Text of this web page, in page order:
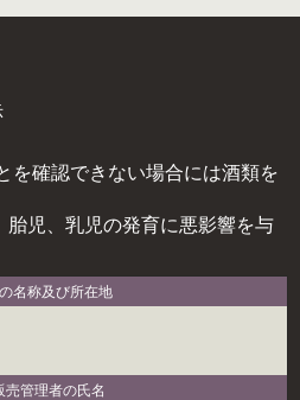
を確認できない場合には酒類を
児、乳児の発育に悪影響を与
名称及び所在地
売管理者の氏名